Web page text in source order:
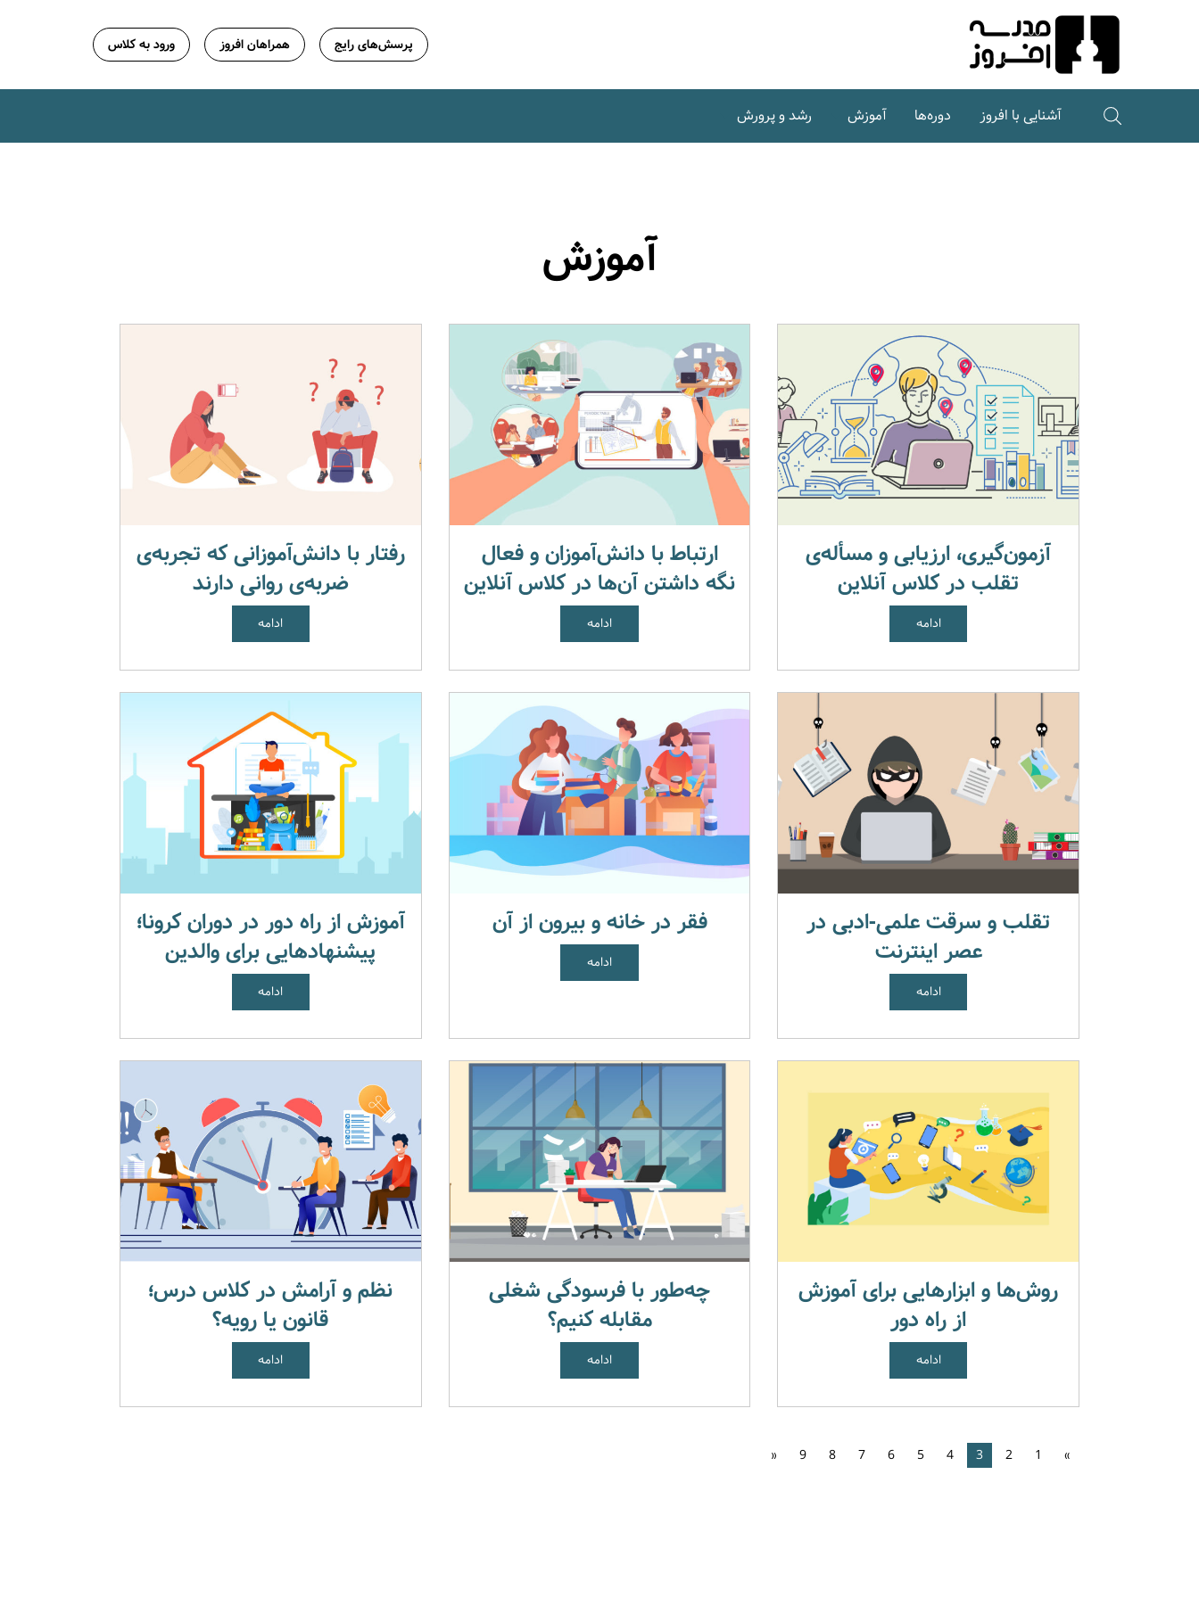
پرسش‌های رایج همراهان افروز ورود به کلاس
آشنایی با افروز دوره‌ها آموزش رشد و پرورش
آموزش
آزمون‌گیری، ارزیابی و مسأله‌ی
تقلب در کلاس آنلاین
ادامه
ارتباط با دانش‌آموزان و فعال
نگه داشتن آن‌ها در کلاس آنلاین
ادامه
رفتار با دانش‌آموزانی که تجربه‌ی
ضربه‌ی روانی دارند
ادامه
تقلب و سرقت علمی-ادبی در
عصر اینترنت
ادامه
فقر در خانه و بیرون از آن
ادامه
آموزش از راه دور در دوران کرونا؛
پیشنهادهایی برای والدین
ادامه
روش‌ها و ابزارهایی برای آموزش
از راه دور
ادامه
چه‌طور با فرسودگی شغلی
مقابله کنیم؟
ادامه
نظم و آرامش در کلاس درس؛
قانون یا رویه؟
ادامه
»
1
2
3
4
5
6
7
8
9
«